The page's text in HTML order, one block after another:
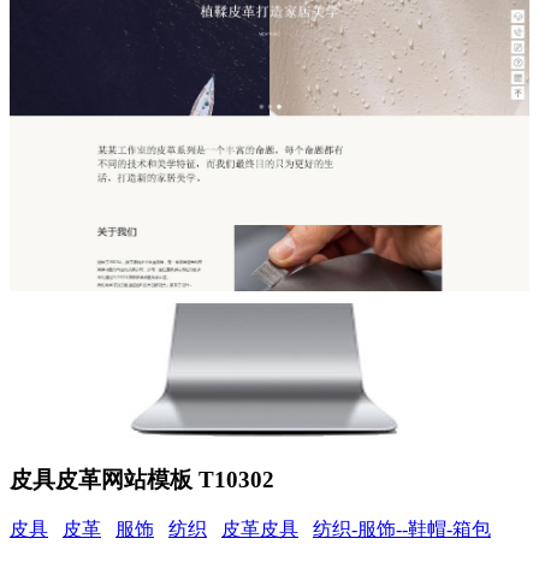
皮具皮革网站模板 T10302
皮具 皮革 服饰 纺织 皮革皮具 纺织-服饰--鞋帽-箱包